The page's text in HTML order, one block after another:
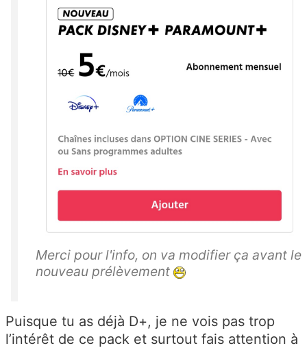
Merci pour l'info, on va modifier ça avant le
nouveau prélèvement
Puisque tu as déjà D+, je ne vois pas trop
l’intérêt de ce pack et surtout fais attention à